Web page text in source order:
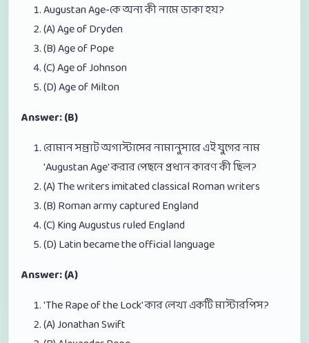
Augustan Age-কে অন্য কী নামে ডাকা হয়?
(A) Age of Dryden
(B) Age of Pope
(C) Age of Johnson
(D) Age of Milton
Answer: (B)
রোমান সম্রাট অগাস্টাসের নামানুসারে এই যুগের নাম
'Augustan Age' করার পেছনে প্রধান কারণ কী ছিল?
(A) The writers imitated classical Roman writers
(B) Roman army captured England
(C) King Augustus ruled England
(D) Latin became the official language
Answer: (A)
'The Rape of the Lock' কার লেখা একটি মাস্টারপিস?
(A) Jonathan Swift